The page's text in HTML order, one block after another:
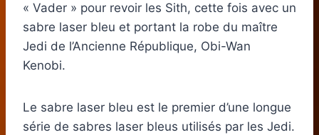
« Vader » pour revoir les Sith, cette fois avec un
sabre laser bleu et portant la robe du maître
Jedi de l’Ancienne République, Obi-Wan
Kenobi.
Le sabre laser bleu est le premier d’une longue
série de sabres laser bleus utilisés par les Jedi.